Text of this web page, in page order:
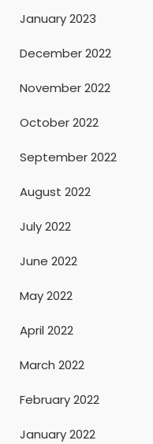
January 2023
December 2022
November 2022
October 2022
September 2022
August 2022
July 2022
June 2022
May 2022
April 2022
March 2022
February 2022
January 2022